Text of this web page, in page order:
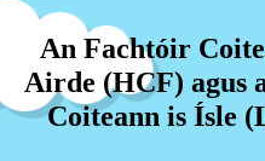
An Fachtóir
Airde (HCF) agus
Coiteann is Ísle